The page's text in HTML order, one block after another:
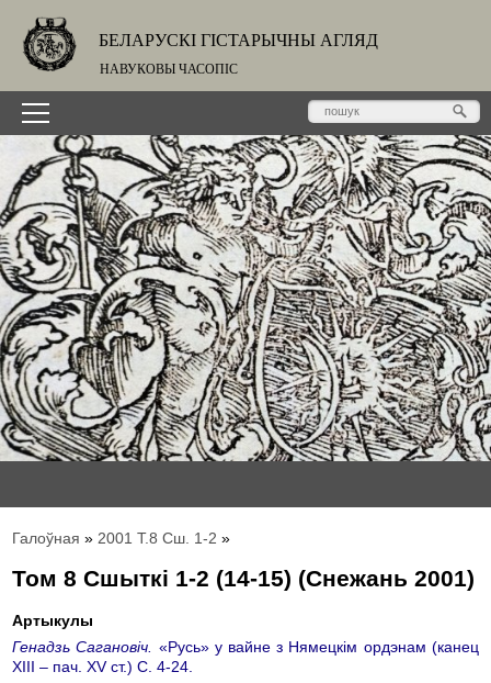
БЕЛАРУСКІ ГІСТАРЫЧНЫ АГЛЯД
НАВУКОВЫ ЧАСОПІС
Галоўная » 2001 Т.8 Сш. 1-2 »
Том 8 Сшыткі 1-2 (14-15) (Снежань 2001)
Артыкулы
Генадзь Сагановіч.
«Русь» у вайне з Нямецкім ордэнам (канец
ХIII – пач. ХV ст.) C. 4-24.